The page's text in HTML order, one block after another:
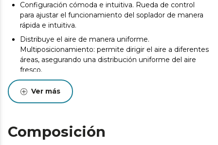
Configuración cómoda e intuitiva. Rueda de control
para ajustar el funcionamiento del soplador de manera
rápida e intuitiva.
Distribuye el aire de manera uniforme.
Multiposicionamiento: permite dirigir el aire a diferentes
áreas, asegurando una distribución uniforme del aire
fresco.
Ver más
Composición